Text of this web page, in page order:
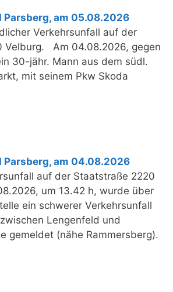
Parsberg, am 05.08.2026
Verkehrsunfall auf der
Velburg. Am 04.08.2026, gegen
30-jähr. Mann aus dem südl.
mit seinem Pkw Skoda
Parsberg, am 04.08.2026
auf der Staatstraße 2220
um 13.42 h, wurde über
ein schwerer Verkehrsunfall
Lengenfeld und
gemeldet (nähe Rammersberg).